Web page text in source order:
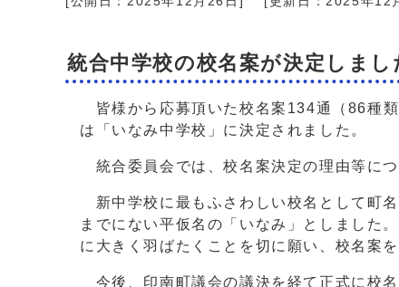
統合中学校の校名案が決定しまし
皆様から応募頂いた校名案134通（86種
は「いなみ中学校」に決定されました。
統合委員会では、校名案決定の理由等に
新中学校に最もふさわしい校名として町
までにない平仮名の「いなみ」としました
に大きく羽ばたくことを切に願い、校名案
今後、印南町議会の議決を経て正式に校名